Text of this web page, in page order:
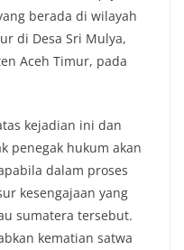
berada di wilayah
di Desa Sri Mulya,
Aceh Timur, pada
kejadian ini dan
penegak hukum akan
dalam proses
kesengajaan yang
sumatera tersebut.
kematian satwa